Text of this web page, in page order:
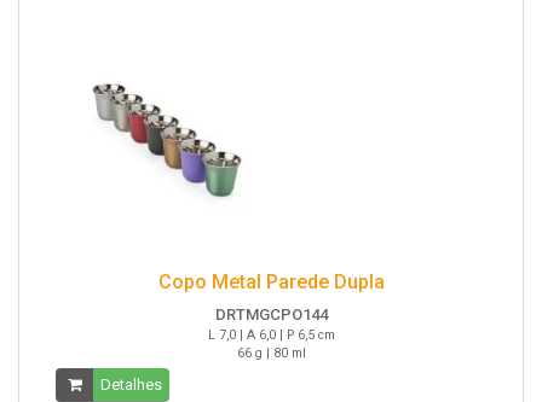
Copo Metal Parede Dupla
DRTMGCPO144
L 7,0 | A 6,0 | P 6,5 cm
66 g | 80 ml
Detalhes